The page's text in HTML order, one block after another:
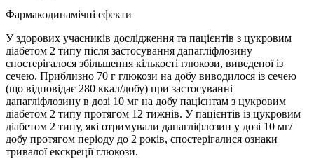
Фармакодинамічні ефекти
У здорових учасників дослідження та пацієнтів з цукровим
діабетом 2 типу після застосування дапагліфлозину
спостерігалося збільшення кількості глюкози, виведеної із
сечею. Приблизно 70 г глюкози на добу виводилося із сечею
(що відповідає 280 ккал/добу) при застосуванні
дапагліфлозину в дозі 10 мг на добу пацієнтам з цукровим
діабетом 2 типу протягом 12 тижнів. У пацієнтів із цукровим
діабетом 2 типу, які отримували дапагліфлозин у дозі 10 мг/
добу протягом періоду до 2 років, спостерігалися ознаки
тривалої екскреції глюкози.